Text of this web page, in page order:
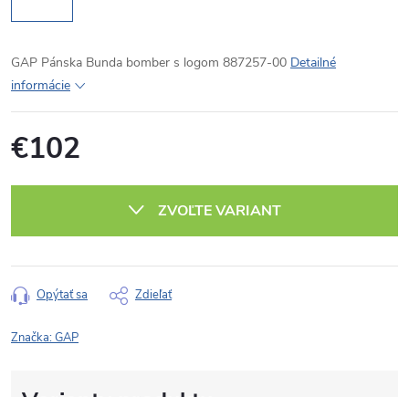
GAP Pánska Bunda bomber s logom 887257-00 Detailné
informácie
€102
ZVOĽTE VARIANT
Opýtať sa Zdieľať
Značka:GAP